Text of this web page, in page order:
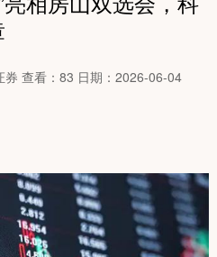
券 查看：83 日期：2026-06-04